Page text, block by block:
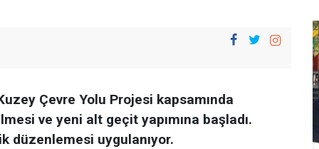
Çevre Yolu Projesi kapsamında
ve yeni alt geçit yapımına başladı.
düzenlemesi uygulanıyor.